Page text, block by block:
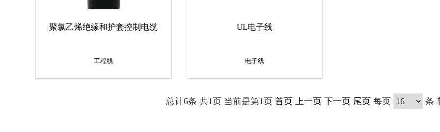
聚氯乙烯绝缘和护套控制电缆
工程线
UL电子线
电子线
电子线
总计6条 共1页 当前是第1页 首页 上一页 下一页 尾页 每页 条